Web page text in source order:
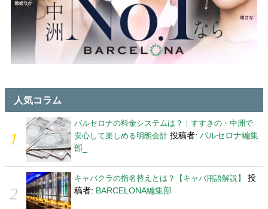
人気コラム
バルセロナの料金システムは？｜すすきの・中洲で
安心して楽しめる明朗会計 投稿者: バルセロナ編集
部_
キャバクラの指名替えとは？【キャバ用語解説】
投
稿者: BARCELONA編集部